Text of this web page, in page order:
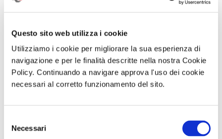
Questo sito web utilizza i cookie
Utilizziamo i cookie per migliorare la sua esperienza di
navigazione e per le finalità descritte nella nostra Cookie
Policy. Continuando a navigare approva l'uso dei cookie
necessari al corretto funzionamento del sito.
delNecessari
Abbonameni
Trenitalia
Trekking con
aperitivo IL